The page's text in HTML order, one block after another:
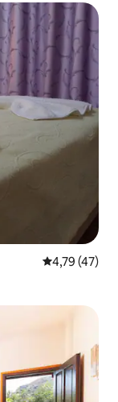
Gemiddelde
4,79 (47)